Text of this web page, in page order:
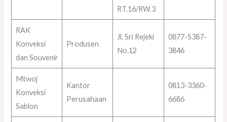
RT.16/RW.3
RAK
Konveksi
dan Souvenir
Produsen
Jl. Sri Rejeki
No.12
0877-5387-
3846
Mtwoj
Konveksi
Sablon
Kantor
Perusahaan
0813-3360-
6686